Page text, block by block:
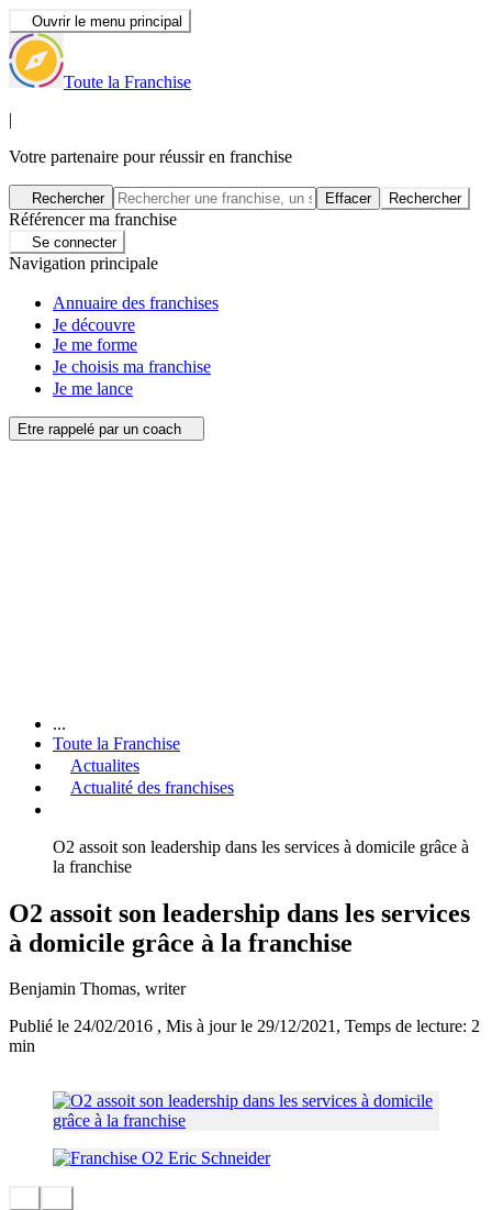
Ouvrir le menu principal
Toute la Franchise
|
Votre partenaire pour réussir en franchise
Rechercher Effacer Rechercher
Référencer ma franchise
Se connecter
Navigation principale
Annuaire des franchises
Je découvre
Je me forme
Je choisis ma franchise
Je me lance
Etre rappelé par un coach
...
Toute la Franchise
Actualites
Actualité des franchises
O2 assoit son leadership dans les services à domicile grâce à
la franchise
O2 assoit son leadership dans les services
à domicile grâce à la franchise
Benjamin Thomas, writer
Publié le 24/02/2016 , Mis à jour le 29/12/2021, Temps de lecture: 2
min